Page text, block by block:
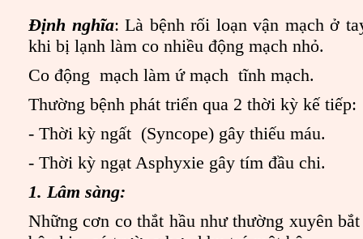
Định nghĩa: Là bệnh rối loạn vận mạch ở
khi bị lạnh làm co nhiều động mạch nhỏ.
Co động mạch làm ứ mạch tĩnh mạch.
Thường bệnh phát triển qua 2 thời kỳ kế tiếp:
- Thời kỳ ngất (Syncope) gây thiếu máu.
- Thời kỳ ngạt Asphyxie gây tím đầu chi.
1. Lâm sàng:
Những cơn co thắt hầu như thường xuyên bắt